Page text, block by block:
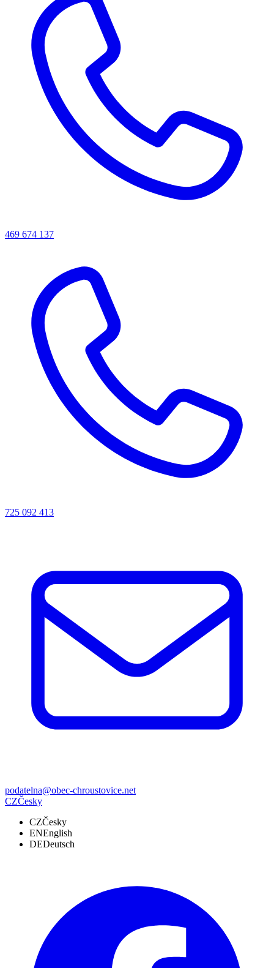
469 674 137
725 092 413
podatelna@obec-chroustovice.net
CZČesky
CZČesky
ENEnglish
DEDeutsch